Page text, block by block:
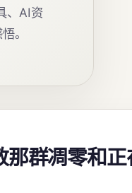
、AI资
。
群凋零和